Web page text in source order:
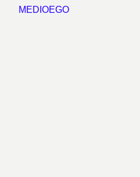
MEDIOEGO